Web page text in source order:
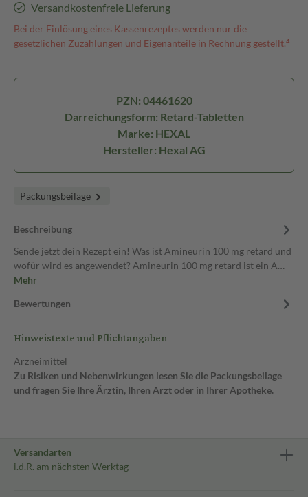
Versandkostenfreie Lieferung
Bei der Einlösung eines Kassenrezeptes werden nur die
gesetzlichen Zuzahlungen und Eigenanteile in Rechnung gestellt.⁴
PZN: 04461620
Darreichungsform: Retard-Tabletten
Marke: HEXAL
Hersteller: Hexal AG
Packungsbeilage
Beschreibung
Sende jetzt dein Rezept ein! Was ist Amineurin 100 mg retard und
wofür wird es angewendet? Amineurin 100 mg retard ist ein A…
Mehr
Bewertungen
Hinweistexte und Pflichtangaben
Arzneimittel
Zu Risiken und Nebenwirkungen lesen Sie die Packungsbeilage
und fragen Sie Ihre Ärztin, Ihren Arzt oder in Ihrer Apotheke.
Versandarten
i.d.R. am nächsten Werktag